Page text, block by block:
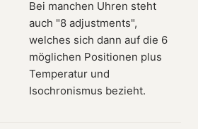
Bei manchen Uhren steht
auch "8 adjustments",
welches sich dann auf die 6
möglichen Positionen plus
Temperatur und
Isochronismus bezieht.